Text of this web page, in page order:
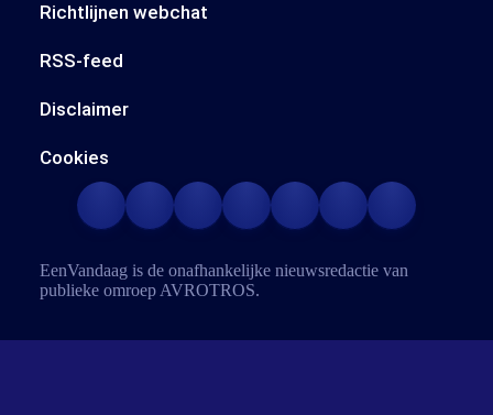
Richtlijnen webchat
RSS-feed
Disclaimer
Cookies
EenVandaag is de onafhankelijke nieuwsredactie van
publieke omroep AVROTROS.